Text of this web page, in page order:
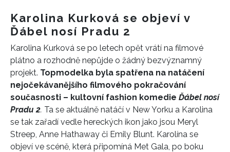
Karolina Kurková se objeví v
Ďábel nosí Pradu 2
Karolina Kurková se po letech opět vrátí na filmové
plátno a rozhodně nepůjde o žádný bezvýznamný
projekt. Topmodelka byla spatřena na natáčení
nejočekávanějšího filmového pokračování
současnosti – kultovní fashion komedie Ďábel nosí
Pradu 2. Ta se aktuálně natáčí v New Yorku a Karolina
se tak zařadí vedle hereckých ikon jako jsou Meryl
Streep, Anne Hathaway či Emily Blunt. Karolína se
objeví ve scéně, která připomíná Met Gala, po boku